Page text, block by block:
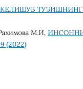
М.И,
(2022)